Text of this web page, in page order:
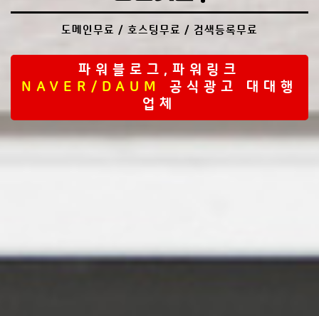
도메인무료 / 호스팅무료 / 검색등록무료
파워블로그,파워링크
NAVER/DAUM
공식광고 대대행
업체